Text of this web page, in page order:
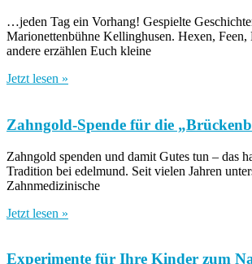
…jeden Tag ein Vorhang! Gespielte
Marionettenbühne Kellinghusen. Hexen, Feen,
andere erzählen Euch kleine
Jetzt lesen »
Zahngold-Spende für die
Zahngold spenden und damit Gutes tun – das
Tradition bei edelmund. Seit vielen Jahren
Zahnmedizinische
Jetzt lesen »
Experimente für Ihre Kinder zum